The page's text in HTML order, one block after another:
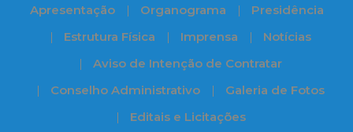
Apresentação
Organograma
Presidência
Estrutura Física
Imprensa
Notícias
Aviso de Intenção de Contratar
Conselho Administrativo
Galeria de Fotos
Editais e Licitações